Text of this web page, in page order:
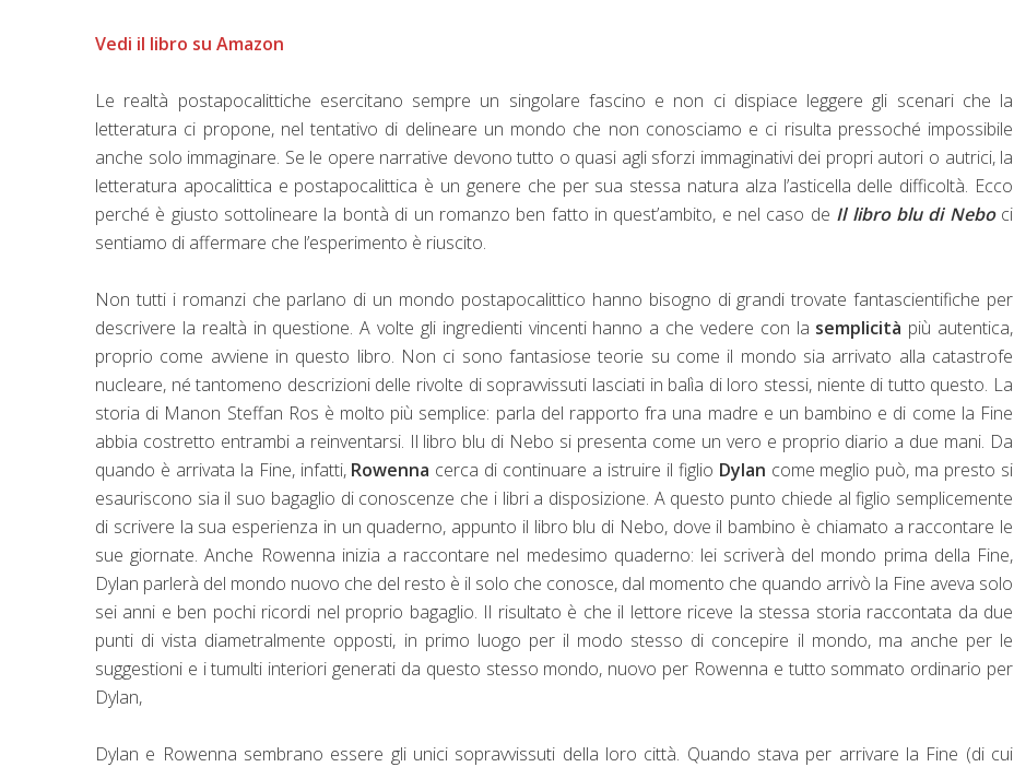
Vedi il libro su Amazon
Le realtà postapocalittiche esercitano sempre un singolare fascino e non ci dispiace leggere gli scenari che la
letteratura ci propone, nel tentativo di delineare un mondo che non conosciamo e ci risulta pressoché impossibile
anche solo immaginare. Se le opere narrative devono tutto o quasi agli sforzi immaginativi dei propri autori o autrici, la
letteratura apocalittica e postapocalittica è un genere che per sua stessa natura alza l’asticella delle difficoltà. Ecco
perché è giusto sottolineare la bontà di un romanzo ben fatto in quest’ambito, e nel caso de Il libro blu di Neboci
sentiamo di affermare che l’esperimento è riuscito.
Non tutti i romanzi che parlano di un mondo postapocalittico hanno bisogno di grandi trovate fantascientifiche per
descrivere la realtà in questione. A volte gli ingredienti vincenti hanno a che vedere con la semplicità più autentica,
proprio come avviene in questo libro. Non ci sono fantasiose teorie su come il mondo sia arrivato alla catastrofe
nucleare, né tantomeno descrizioni delle rivolte di sopravvissuti lasciati in balìa di loro stessi, niente di tutto questo. La
storia di Manon Steffan Ros è molto più semplice: parla del rapporto fra una madre e un bambino e di come la Fine
abbia costretto entrambi a reinventarsi. Il libro blu di Nebo si presenta come un vero e proprio diario a due mani. Da
quando è arrivata la Fine, infatti, Rowenna cerca di continuare a istruire il figlio Dylan come meglio può, ma presto si
esauriscono sia il suo bagaglio di conoscenze che i libri a disposizione. A questo punto chiede al figlio semplicemente
di scrivere la sua esperienza in un quaderno, appunto il libro blu di Nebo, dove il bambino è chiamato a raccontare le
sue giornate. Anche Rowenna inizia a raccontare nel medesimo quaderno: lei scriverà del mondo prima della Fine,
Dylan parlerà del mondo nuovo che del resto è il solo che conosce, dal momento che quando arrivò la Fine aveva solo
sei anni e ben pochi ricordi nel proprio bagaglio. Il risultato è che il lettore riceve la stessa storia raccontata da due
punti di vista diametralmente opposti, in primo luogo per il modo stesso di concepire il mondo, ma anche per le
suggestioni e i tumulti interiori generati da questo stesso mondo, nuovo per Rowenna e tutto sommato ordinario per
Dylan,
Dylan e Rowenna sembrano essere gli unici sopravvissuti della loro città. Quando stava per arrivare la Fine (di cui